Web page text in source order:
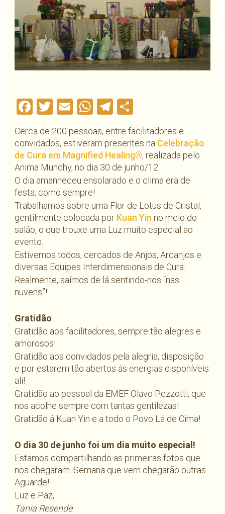
Facebook
Twitter
EmailWhatsApp
Telegram
Cerca de 200 pessoas, entre facilitadores e
convidados, estiveram presentes na Celebração
de Cura em Magnified Healing®, realizada pelo
Anima Mundhy, no dia 30 de junho/12.
O dia amanheceu ensolarado e o clima era de
festa, como sempre!
Trabalhamos sobre uma Flor de Lotus de Cristal,
gentilmente colocada por Kuan Yin no meio do
salão, o que trouxe uma Luz muito especial ao
evento.
Estivemos todos, cercados de Anjos, Arcanjos e
diversas Equipes Interdimensionais de Cura.
Realmente, saímos de lá sentindo-nos “nas
nuvens”!
Gratidão
Gratidão aos facilitadores, sempre tão alegres e
amorosos!
Gratidão aos convidados pela alegria, disposição
e por estarem tão abertos ás energias disponíveis
ali!
Gratidão ao pessoal da EMEF Olavo Pezzotti, que
nos acolhe sempre com tantas gentilezas!
Gratidão á Kuan Yin e a todo o Povo Lá de Cima!
O dia 30 de junho foi um dia muito especial!
Estamos compartilhando as primeiras fotos que
nos chegaram. Semana que vem chegarão outras.
Aguarde!
Luz e Paz,
Tania Resende